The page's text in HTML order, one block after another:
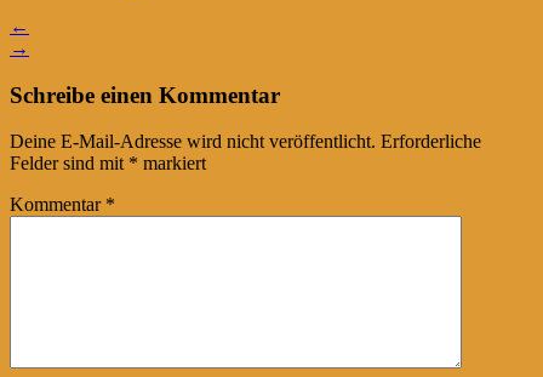
←
→
Schreibe einen Kommentar
Deine E-Mail-Adresse wird nicht veröffentlicht. Erforderliche
Felder sind mit * markiert
Kommentar *